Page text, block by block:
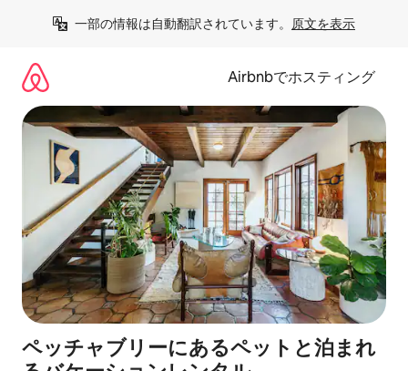
一部の情報は自動翻訳されています。 原文を表示
Airbnbでホスティング
ペッチャブリーにあるペットと泊まれ